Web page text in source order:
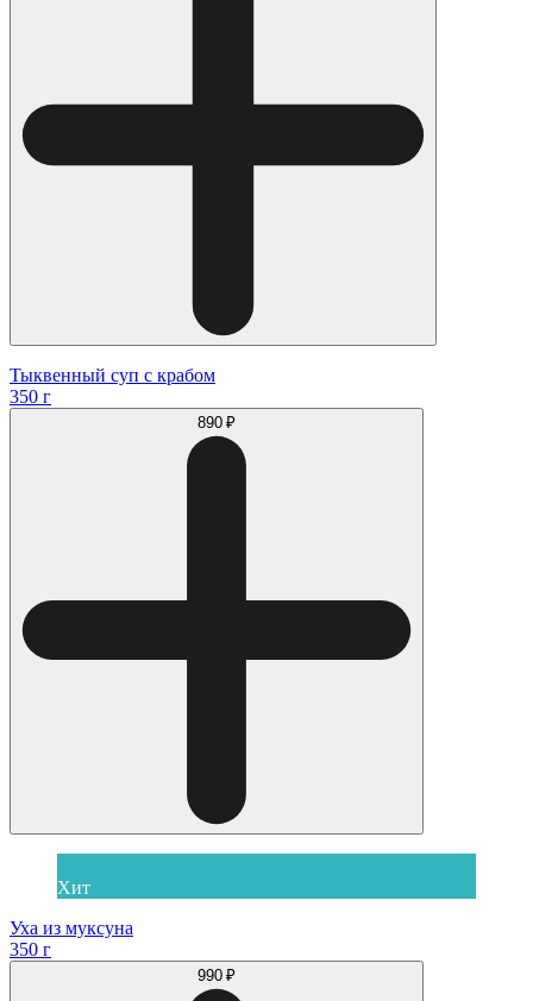
Тыквенный суп с крабом
350 г
890 ₽
Хит
Уха из муксуна
350 г
990 ₽